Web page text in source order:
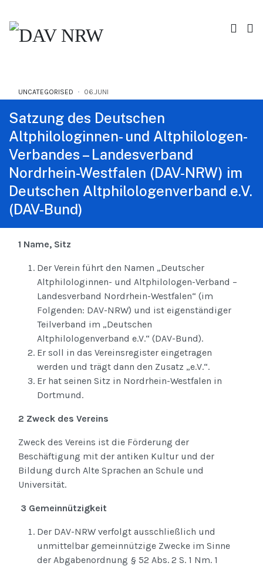
UNCATEGORISED 06.JUNI
Satzung des Deutschen
Altphilologinnen- und Altphilologen-
Verbandes – Landesverband
Nordrhein-Westfalen (DAV-NRW) im
Deutschen Altphilologenverband e.V.
(DAV-Bund)
1 Name, Sitz
Der Verein führt den Namen „Deutscher
Altphilologinnen- und Altphilologen-Verband –
Landesverband Nordrhein-Westfalen“ (im
Folgenden: DAV-NRW) und ist eigenständiger
Teilverband im „Deutschen
Altphilologenverband e.V.“ (DAV-Bund).
Er soll in das Vereinsregister eingetragen
werden und trägt dann den Zusatz „e.V.“.
Er hat seinen Sitz in Nordrhein-Westfalen in
Dortmund.
2 Zweck des Vereins
Zweck des Vereins ist die Förderung der
Beschäftigung mit der antiken Kultur und der
Bildung durch Alte Sprachen an Schule und
Universität.
3 Gemeinnützigkeit
Der DAV-NRW verfolgt ausschließlich und
unmittelbar gemeinnützige Zwecke im Sinne
der Abgabenordnung § 52 Abs. 2 S. 1 Nm. 1